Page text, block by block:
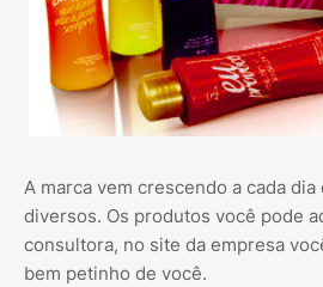
A marca vem crescendo a cada
diversos. Os produtos você pode
consultora, no site da empresa
bem petinho de você.